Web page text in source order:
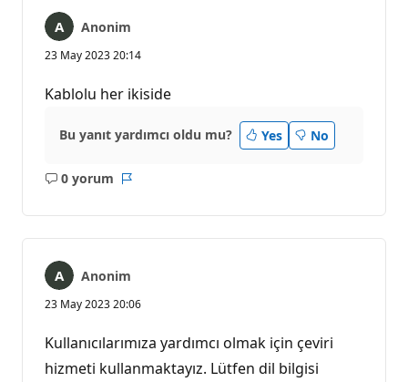
Anonim
23 May 2023 20:14
Kablolu her ikiside
Bu yanıt yardımcı oldu mu? Yes No
0 yorum
Açıklama
Anonim
23 May 2023 20:06
Kullanıcılarımıza yardımcı olmak için çeviri
hizmeti kullanmaktayız. Lütfen dil bilgisi